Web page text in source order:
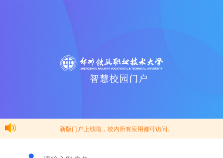
新版门户上线啦，校内所有应用都可访问。